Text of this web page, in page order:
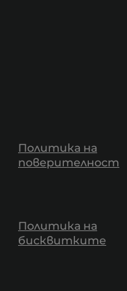
Политика на
поверителност
Политика на
бисквитките